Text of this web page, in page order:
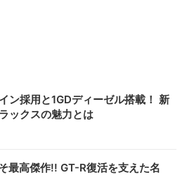
ン採用と1GDディーゼル搭載！ 新
ックスの魅力とは
最高傑作!! GT-R復活を支えた名